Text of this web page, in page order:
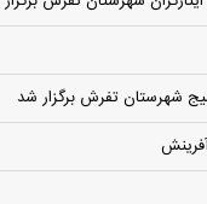
شهرستان تفرش برگزار شد